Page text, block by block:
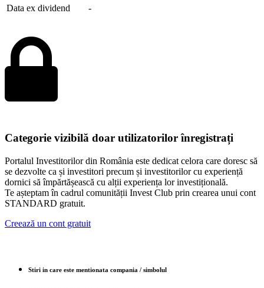
Data ex dividend -
Categorie vizibilă doar utilizatorilor înregistrați
Portalul Investitorilor din România este dedicat celora care doresc să
se dezvolte ca și investitori precum și investitorilor cu experiență
dornici să împărtășească cu alții experiența lor investițională.
Te așteptam în cadrul comunității Invest Club prin crearea unui cont
STANDARD gratuit.
Creează un cont gratuit
Stiri in care este mentionata compania / simbolul